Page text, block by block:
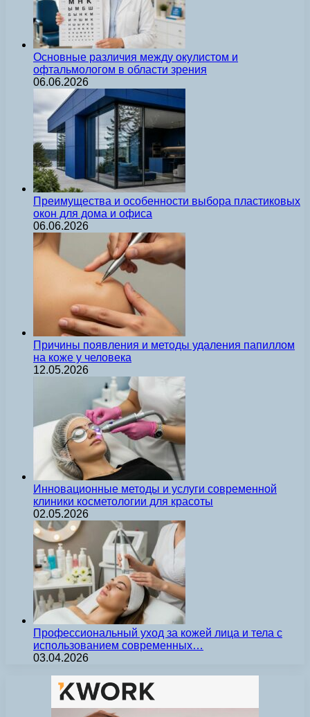
Основные различия между окулистом и
офтальмологом в области зрения
06.06.2026
Преимущества и особенности выбора пластиковых
окон для дома и офиса
06.06.2026
Причины появления и методы удаления папиллом
на коже у человека
12.05.2026
Инновационные методы и услуги современной
клиники косметологии для красоты
02.05.2026
Профессиональный уход за кожей лица и тела с
использованием современных…
03.04.2026